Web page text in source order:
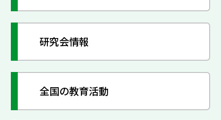
研究会情報
全国の教育活動